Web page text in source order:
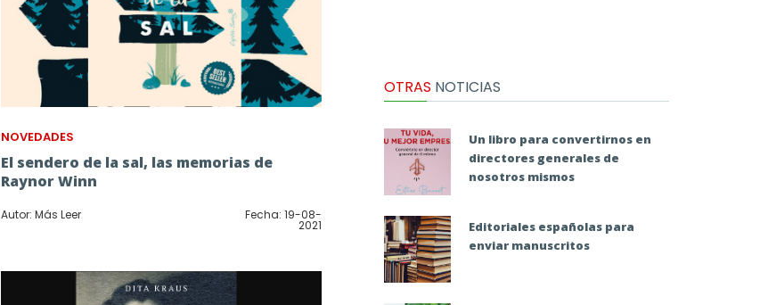
NOVEDADES
El sendero de la sal, las memorias de
Raynor Winn
Autor: Más Leer Fecha: 19-08-
2021
OTRAS NOTICIAS
Un libro para convertirnos en
directores generales de
nosotros mismos
Editoriales españolas para
enviar manuscritos